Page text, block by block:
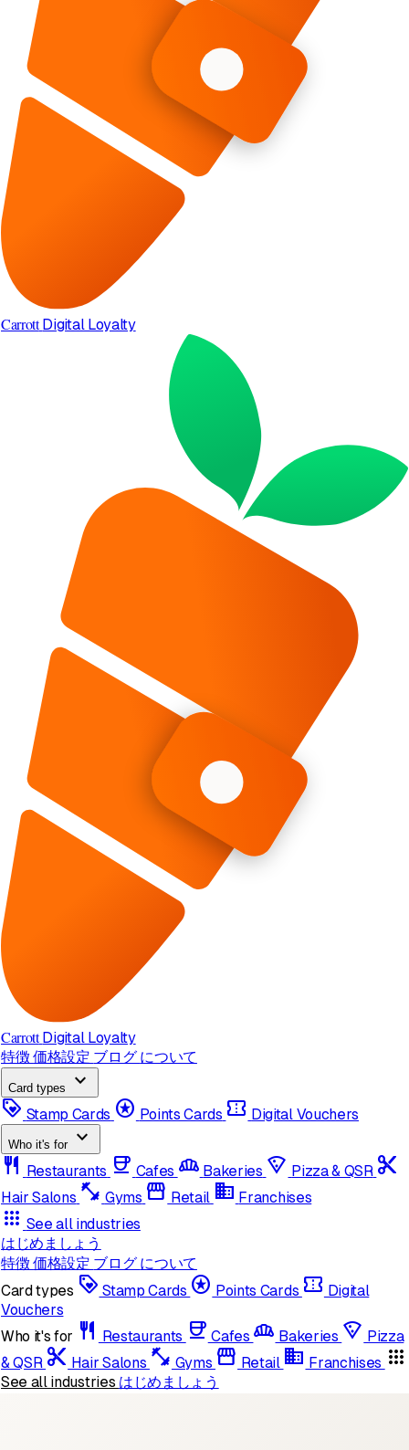
Carrott Digital Loyalty
Carrott Digital Loyalty
特徴価格設定 ブログ について
Card types
expand_more
loyalty Stamp Cards stars Points Cards confirmation_number Digital Vouchers
Who it's for expand_more
restaurant Restaurants coffee Cafes bakery_dining Bakeries local_pizza Pizza & QSR content_cut
Hair Salons fitness_center Gyms storefront Retail domain Franchises
apps See all industries
はじめましょう
特徴価格設定 ブログ について
Card types loyalty Stamp Cards stars Points Cards confirmation_number Digital
Vouchers
Who it's for restaurant Restaurants coffee Cafes bakery_dining Bakeries local_pizza Pizza
& QSR content_cut Hair Salons fitness_center Gyms storefront Retail domain Franchises apps
See all industries はじめましょう